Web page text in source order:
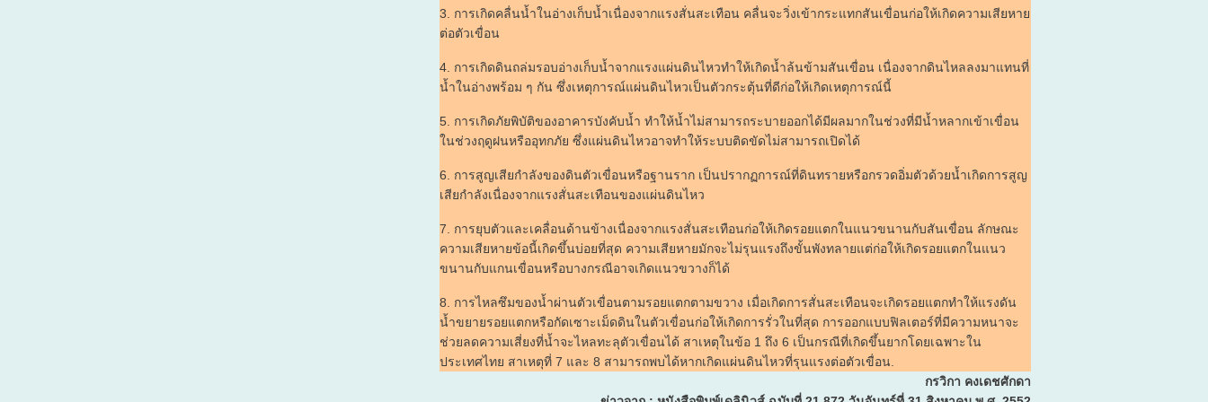
3. การเกิดคลื่นน้ำในอ่างเก็บน้ำเนื่องจากแรงสั่นสะเทือน คลื่นจะวิ่งเข้ากระแทกสันเขื่อนก่อให้เกิดความเสียหาย
ต่อตัวเขื่อน
4. การเกิดดินถล่มรอบอ่างเก็บน้ำจากแรงแผ่นดินไหวทำให้เกิดน้ำล้นข้ามสันเขื่อน เนื่องจากดินไหลลงมาแทนที่
น้ำในอ่างพร้อม ๆ กัน ซึ่งเหตุการณ์แผ่นดินไหวเป็นตัวกระตุ้นที่ดีก่อให้เกิดเหตุการณ์นี้
5. การเกิดภัยพิบัติของอาคารบังคับน้ำ ทำให้น้ำไม่สามารถระบายออกได้มีผลมากในช่วงที่มีน้ำหลากเข้าเขื่อน
ในช่วงฤดูฝนหรืออุทกภัย ซึ่งแผ่นดินไหวอาจทำให้ระบบติดขัดไม่สามารถเปิดได้
6. การสูญเสียกำลังของดินตัวเขื่อนหรือฐานราก เป็นปรากฏการณ์ที่ดินทรายหรือกรวดอิ่มตัวด้วยน้ำเกิดการสูญ
เสียกำลังเนื่องจากแรงสั่นสะเทือนของแผ่นดินไหว
7. การยุบตัวและเคลื่อนด้านข้างเนื่องจากแรงสั่นสะเทือนก่อให้เกิดรอยแตกในแนวขนานกับสันเขื่อน ลักษณะ
ความเสียหายข้อนี้เกิดขึ้นบ่อยที่สุด ความเสียหายมักจะไม่รุนแรงถึงขั้นพังทลายแต่ก่อให้เกิดรอยแตกในแนว
ขนานกับแกนเขื่อนหรือบางกรณีอาจเกิดแนวขวางก็ได้
8. การไหลซึมของน้ำผ่านตัวเขื่อนตามรอยแตกตามขวาง เมื่อเกิดการสั่นสะเทือนจะเกิดรอยแตกทำให้แรงดัน
น้ำขยายรอยแตกหรือกัดเซาะเม็ดดินในตัวเขื่อนก่อให้เกิดการรั่วในที่สุด การออกแบบฟิลเตอร์ที่มีความหนาจะ
ช่วยลดความเสี่ยงที่น้ำจะไหลทะลุตัวเขื่อนได้ สาเหตุในข้อ 1 ถึง 6 เป็นกรณีที่เกิดขึ้นยากโดยเฉพาะใน
ประเทศไทย สาเหตุที่ 7 และ 8 สามารถพบได้หากเกิดแผ่นดินไหวที่รุนแรงต่อตัวเขื่อน.
กรวิกา คงเดชศักดา